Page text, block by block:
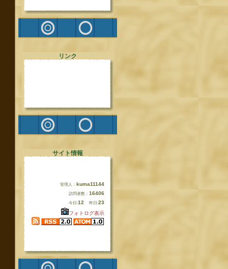
リンク
サイト情報
管理人： kuma11144
訪問者数： 16406
今日:12 昨日:23
フォトログ表示